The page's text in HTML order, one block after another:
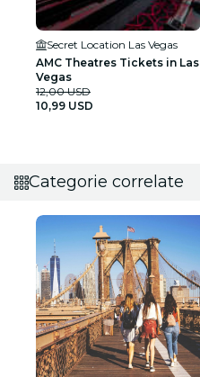
Secret Location Las Vegas
AMC Theatres Tickets in Las
Vegas
12,00 USD
10,99 USD
Categorie correlate